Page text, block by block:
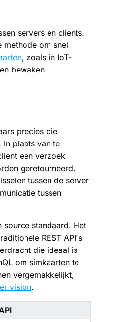
servers en clients.
methode om snel
, zoals in IoT-
bewaken.
precies die
In plaats van te
een verzoek
geretourneerd.
tussen de server
tussen
source standaard. Het
REST API's
die ideaal is
om simkaarten te
vergemakkelijkt,
vision.